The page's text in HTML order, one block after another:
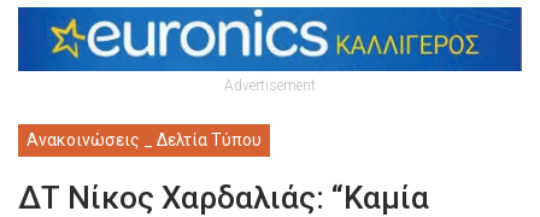
Advertisement
Ανακοινώσεις _ Δελτία Τύπου
ΔΤ Νίκος Χαρδαλιάς: “Καμία